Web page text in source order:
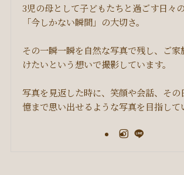
3児の母として子どもたちと過ごす日々
「今しかない瞬間」の大切さ。
その一瞬一瞬を自然な写真で残し、ご家
けたいという想いで撮影しています。
写真を見返した時に、笑顔や会話、その
憶まで思い出せるような写真を目指して